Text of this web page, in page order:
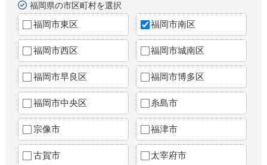
福岡県の市区町村を選択
福岡市東区 福岡市南区
福岡市西区 福岡市城南区
福岡市早良区 福岡市博多区
福岡市中央区 糸島市
宗像市 福津市
古賀市 太宰府市